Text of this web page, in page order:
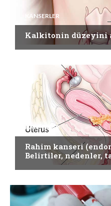
KANSERLER
Kalkitonin düzeyini
KANSERLER
Rahim kanseri
Belirtiler, nedenler,